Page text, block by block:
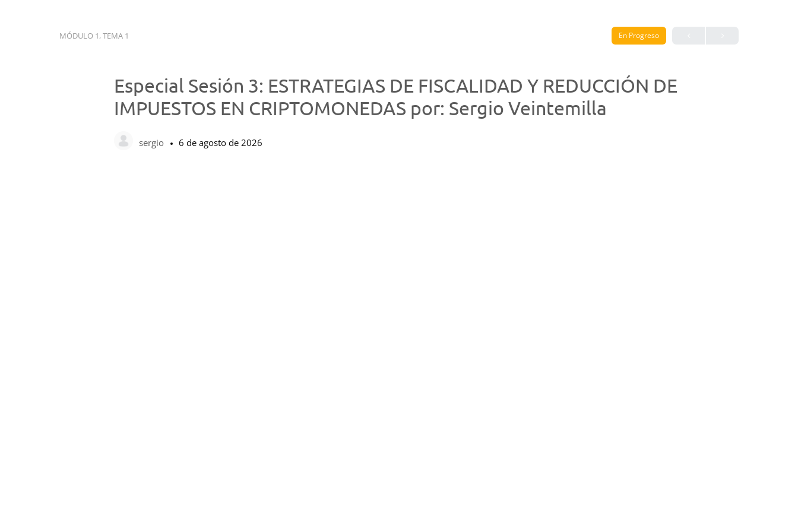
MÓDULO 1, TEMA 1 En Progreso
Especial Sesión 3: ESTRATEGIAS DE FISCALIDAD Y REDUCCIÓN DE
IMPUESTOS EN CRIPTOMONEDAS por: Sergio Veintemilla
sergio 6 de agosto de 2026